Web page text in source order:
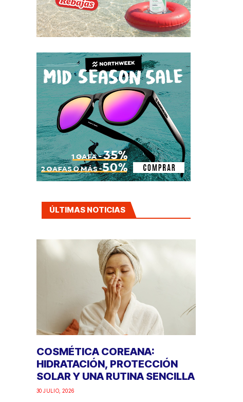
ÚLTIMAS NOTICIAS
COSMÉTICA COREANA:
HIDRATACIÓN, PROTECCIÓN
SOLAR Y UNA RUTINA SENCILLA
30 JULIO, 2026